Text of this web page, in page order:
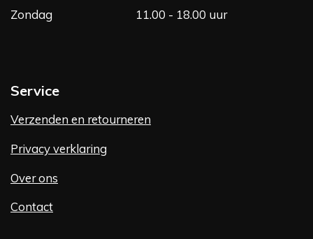
Zondag
11.00 - 18.00 uur
Service
Verzenden en retourneren
Privacy verklaring
Over ons
Contact